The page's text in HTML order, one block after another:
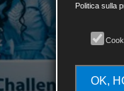
Politica sulla
OK,